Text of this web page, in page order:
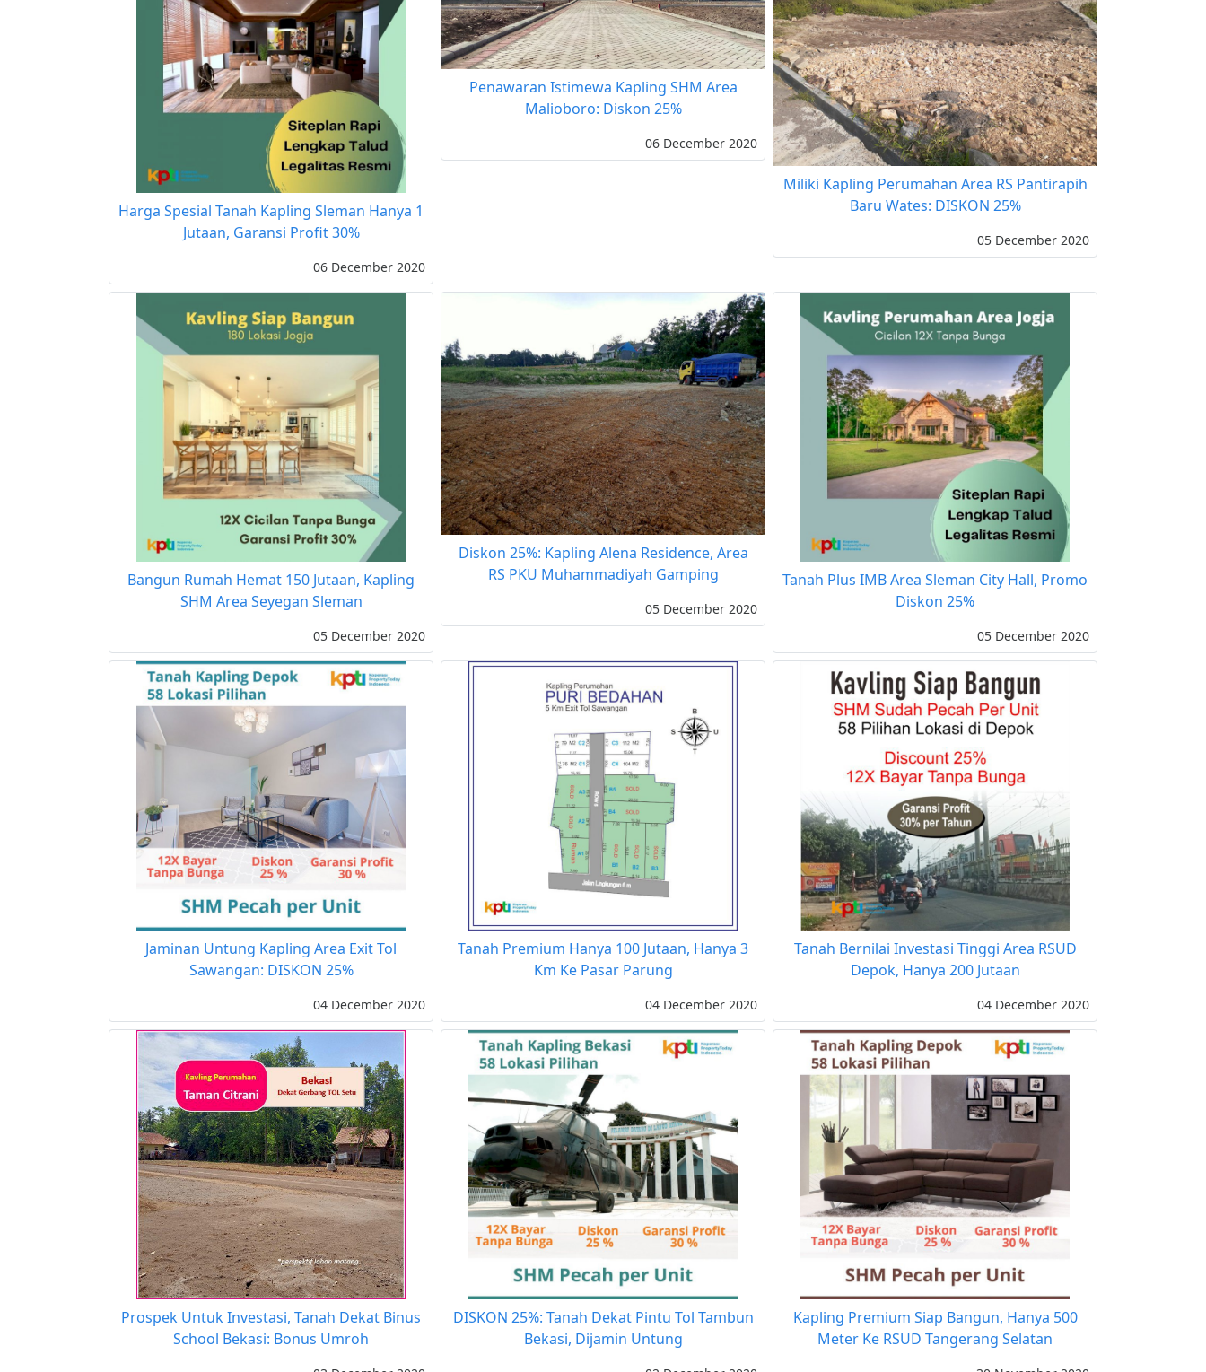
Harga Spesial Tanah Kapling Sleman Hanya 1
Jutaan, Garansi Profit 30%
06 December 2020
Penawaran Istimewa Kapling SHM Area
Malioboro: Diskon 25%
06 December 2020
Miliki Kapling Perumahan Area RS Pantirapih
Baru Wates: DISKON 25%
05 December 2020
Bangun Rumah Hemat 150 Jutaan, Kapling
SHM Area Seyegan Sleman
05 December 2020
Diskon 25%: Kapling Alena Residence, Area
RS PKU Muhammadiyah Gamping
05 December 2020
Tanah Plus IMB Area Sleman City Hall, Promo
Diskon 25%
05 December 2020
Jaminan Untung Kapling Area Exit Tol
Sawangan: DISKON 25%
04 December 2020
Tanah Premium Hanya 100 Jutaan, Hanya 3
Km Ke Pasar Parung
04 December 2020
Tanah Bernilai Investasi Tinggi Area RSUD
Depok, Hanya 200 Jutaan
04 December 2020
Prospek Untuk Investasi, Tanah Dekat Binus
School Bekasi: Bonus Umroh
DISKON 25%: Tanah Dekat Pintu Tol Tambun
Bekasi, Dijamin Untung
Kapling Premium Siap Bangun, Hanya 500
Meter Ke RSUD Tangerang Selatan